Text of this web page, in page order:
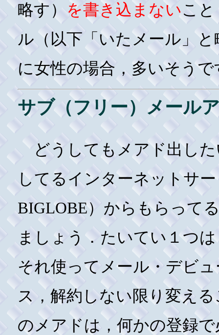
略す） を書き込まないこ
ル（以下「いたメール」
に女性の場合，多いそう
サブ（フリー）メール
どうしてもメアド出した
してるインターネットサ
BIGLOBE）からもらって
ましょう．たいてい１つ
それ使ってメール・デビ
ス，解約しない限り変え
のメアドは，何かの登録